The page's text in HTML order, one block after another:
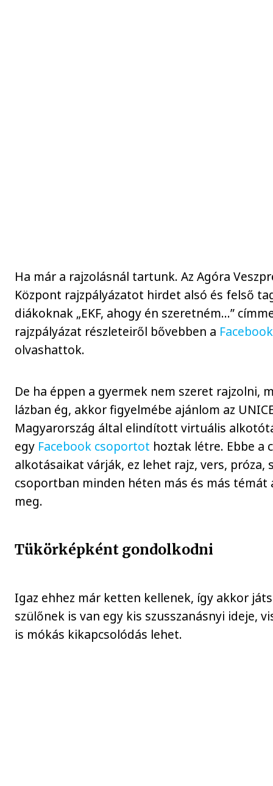
Ha már a rajzolásnál tartunk. Az Agóra
Központ rajzpályázatot hirdet alsó és felső
diákoknak „EKF, ahogy én szeretném…”
rajzpályázat részleteiről bővebben a
olvashattok.
De ha éppen a gyermek nem szeret rajzolni,
lázban ég, akkor figyelmébe ajánlom az
Magyarország által elindított virtuális
egy Facebook csoportot hoztak létre. Ebbe a
alkotásaikat várják, ez lehet rajz, vers, próza,
csoportban minden héten más és más témát
meg.
Tükörképként gondolkodni
Igaz ehhez már ketten kellenek, így akkor
szülőnek is van egy kis szusszanásnyi ideje,
is mókás kikapcsolódás lehet.